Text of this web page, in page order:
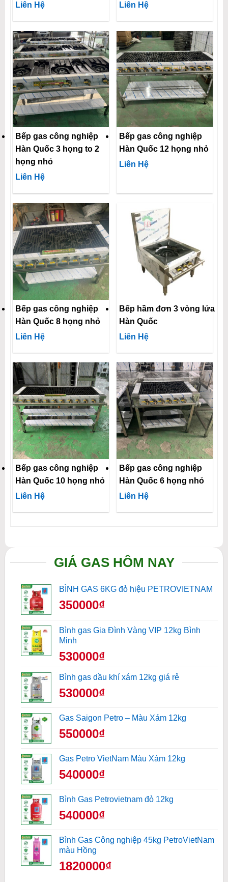
Liên Hệ
Liên Hệ
Bếp gas công nghiệp
Hàn Quốc 3 họng to 2
họng nhỏ
Liên Hệ
Bếp gas công nghiệp
Hàn Quốc 12 họng nhỏ
Liên Hệ
Bếp gas công nghiệp
Hàn Quốc 8 họng nhỏ
Liên Hệ
Bếp hầm đơn 3 vòng lửa
Hàn Quốc
Liên Hệ
Bếp gas công nghiệp
Hàn Quốc 10 họng nhỏ
Liên Hệ
Bếp gas công nghiệp
Hàn Quốc 6 họng nhỏ
Liên Hệ
GIÁ GAS HÔM NAY
BÌNH GAS 6KG đỏ hiệu PETROVIETNAM
350000₫
Bình gas Gia Đình Vàng VIP 12kg Bình
Minh
530000₫
Bình gas dầu khí xám 12kg giá rẻ
530000₫
Gas Saigon Petro – Màu Xám 12kg
550000₫
Gas Petro VietNam Màu Xám 12kg
540000₫
Bình Gas Petrovietnam đỏ 12kg
540000₫
Bình Gas Công nghiệp 45kg PetroVietNam
màu Hồng
1820000₫